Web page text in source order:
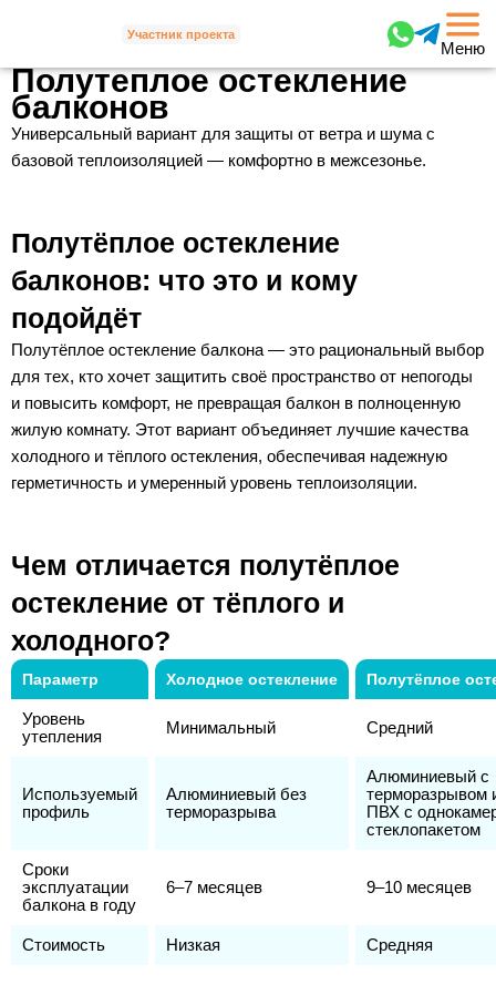
Участник проекта
Меню
Полутеплое остекление
балконов
Универсальный вариант для защиты от ветра и шума с
базовой теплоизоляцией — комфортно в межсезонье.
Полутёплое остекление
балконов: что это и кому
подойдёт
Полутёплое остекление балкона — это рациональный выбор
для тех, кто хочет защитить своё пространство от непогоды
и повысить комфорт, не превращая балкон в полноценную
жилую комнату. Этот вариант объединяет лучшие качества
холодного и тёплого остекления, обеспечивая надежную
герметичность и умеренный уровень теплоизоляции.
Чем отличается полутёплое
остекление от тёплого и
холодного?
Параметр Холодное остекление Полутёплое
Уровень
утепления
Минимальный Средний
Используемый
профиль
Алюминиевый без
терморазрыва
Алюминиевый с
терморазрывом
ПВХ с
стеклопакетом
Сроки
эксплуатации
балкона в году
6–7 месяцев 9–10 месяцев
Стоимость Низкая Средняя